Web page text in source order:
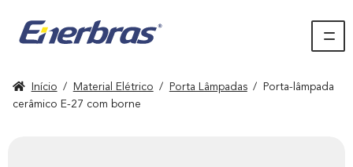
Início / Material Elétrico / Porta Lâmpadas /
Porta-lâmpada
cerâmico E-27 com borne